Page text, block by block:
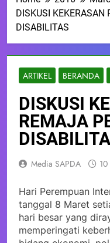
DISKUSI KEKERASAN
DISABILITAS
ARTIKEL BERANDA
DISKUSI
REMAJA
Media SAPDA
Hari Perempuan
tanggal 8 Maret
hari besar yang
memperingati